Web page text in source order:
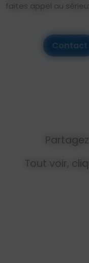
faites appel au
Contact
Partagez
Tout voir,